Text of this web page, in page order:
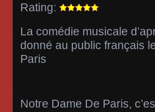
Rating:
La comédie musicale
donné au public français
Paris
Notre Dame De Paris,